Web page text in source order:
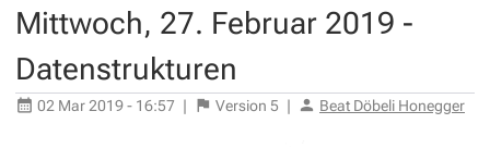
Mittwoch, 27. Februar 2019 -
Datenstrukturen
02 Mar 2019 - 16:57 | Version 5 | Beat Döbeli Honegger